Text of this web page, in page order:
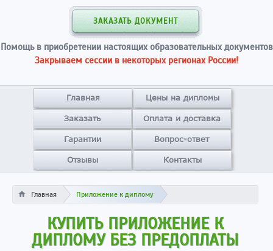
ЗАКАЗАТЬ ДОКУМЕНТ
Помощь в приобретении настоящих образовательных документов
Закрываем сессии в некоторых регионах России!
Главная Цены на дипломы
Заказать Оплата и доставка
Гарантии Вопрос-ответ
Отзывы Контакты
Главная Приложение к диплому
КУПИТЬ ПРИЛОЖЕНИЕ К
ДИПЛОМУ БЕЗ ПРЕДОПЛАТЫ